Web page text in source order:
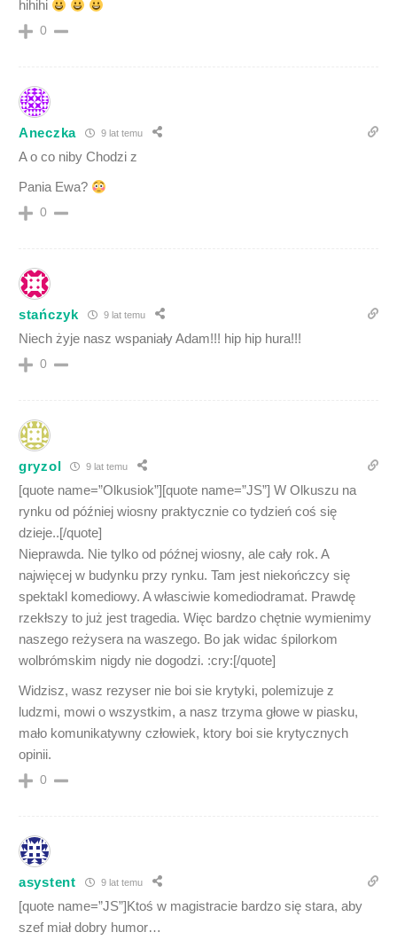
hihihi
0
Aneczka 9 lat temu
A o co niby Chodzi z
Pania Ewa?
0
stańczyk 9 lat temu
Niech żyje nasz wspaniały Adam!!! hip hip hura!!!
0
gryzol 9 lat temu
[quote name=”Olkusiok”][quote name=”JS”] W Olkuszu na
rynku od później wiosny praktycznie co tydzień coś się
dzieje..[/quote]
Nieprawda. Nie tylko od późnej wiosny, ale cały rok. A
najwięcej w budynku przy rynku. Tam jest niekończcy się
spektakl komediowy. A własciwie komediodramat. Prawdę
rzekłszy to już jest tragedia. Więc bardzo chętnie wymienimy
naszego reżysera na waszego. Bo jak widac śpilorkom
wolbrómskim nigdy nie dogodzi. :cry:[/quote]
Widzisz, wasz rezyser nie boi sie krytyki, polemizuje z
ludzmi, mowi o wszystkim, a nasz trzyma głowe w piasku,
mało komunikatywny człowiek, ktory boi sie krytycznych
opinii.
0
asystent 9 lat temu
[quote name=”JS”]Ktoś w magistracie bardzo się stara, aby
szef miał dobry humor…